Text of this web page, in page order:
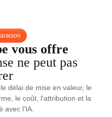
vous offre
ne peut pas
délai de mise en valeur, le
le coût, l'attribution et la
avec l'IA.